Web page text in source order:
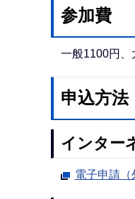
参加費
一般1100円、
申込方法
インター
電子申請（